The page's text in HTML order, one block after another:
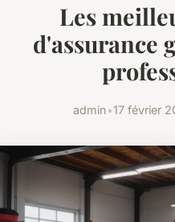
Les
d'assurance
admin•17 février